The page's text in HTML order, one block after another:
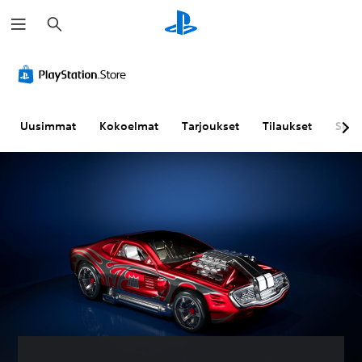
a
k
Uusimmat Kokoelmat Tarjoukset Tilaukset